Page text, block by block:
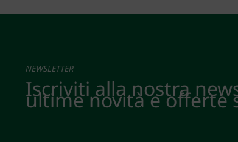
NEWSLETTER
Iscriviti alla nostra
ultime novità e offerte